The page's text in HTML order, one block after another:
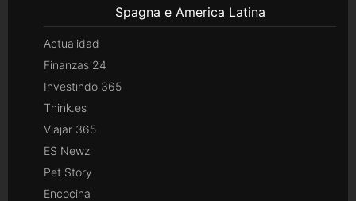
Spagna e America Latina
Actualidad
Finanzas 24
Investindo 365
Think.es
Viajar 365
ES Newz
Pet Story
Encocina